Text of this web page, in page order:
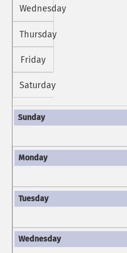
Wednesday
Thursday
Friday
Saturday